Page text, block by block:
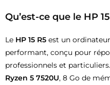
Qu’est-ce que le HP
Le HP 15 R5 est un
performant, conçu pour
professionnels et
Ryzen 5 7520U, 8 Go de